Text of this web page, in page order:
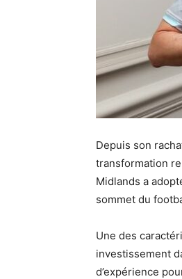
Depuis son
transformation
Midlands a
sommet du
Une des
investissement
d’expérience